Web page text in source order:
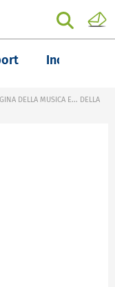
Inchieste
DELLA MUSICA E... DELLA